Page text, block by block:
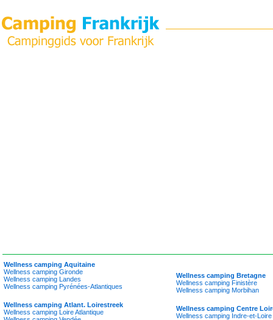
Wellness camping Aquitaine
Wellness camping Gironde
Wellness camping Landes
Wellness camping Pyrénées-Atlantiques
Wellness camping Atlant. Loirestreek
Wellness camping Loire Atlantique
Wellness camping Bretagne
Wellness camping Finistère
Wellness camping Morbihan
Wellness camping Centre
Wellness camping Indre-et-Loire